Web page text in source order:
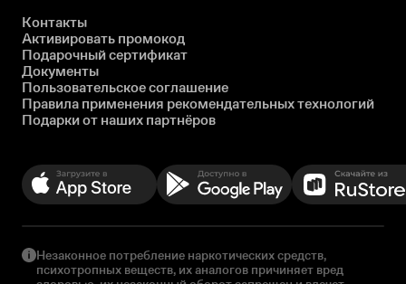
Контакты
Активировать промокод
Подарочный сертификат
Документы
Пользовательское соглашение
Правила применения рекомендательных технологий
Подарки от наших партнёров
Незаконное потребление наркотических средств,
психотропных веществ, их аналогов причиняет вред